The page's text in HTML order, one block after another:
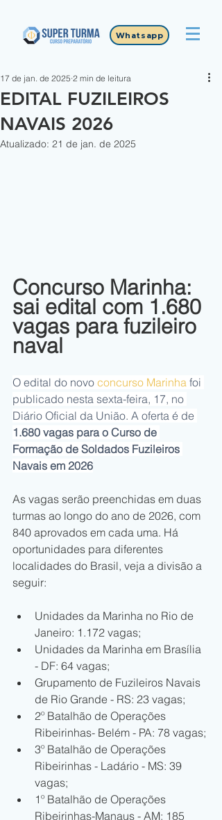
Whatsapp
EDITAL FUZILEIROS
NAVAIS 2026
17 de jan. de 2025 2 min de leitura
Atualizado: 21 de jan. de 2025
Concurso Marinha:
sai edital com 1.680
vagas para fuzileiro
naval
O edital do novo concurso Marinha foi
publicado nesta sexta-feira, 17, no
Diário Oficial da União. A oferta é de
1.680 vagas para o Curso de
Formação de Soldados Fuzileiros
Navais em 2026
As vagas serão preenchidas em duas
turmas ao longo do ano de 2026, com
840 aprovados em cada uma. Há
oportunidades para diferentes
localidades do Brasil, veja a divisão a
seguir:
Unidades da Marinha no Rio de
Janeiro: 1.172 vagas;
Unidades da Marinha em Brasília
- DF: 64 vagas;
Grupamento de Fuzileiros Navais
de Rio Grande - RS: 23 vagas;
2º Batalhão de Operações
Ribeirinhas- Belém - PA: 78 vagas;
3º Batalhão de Operações
Ribeirinhas - Ladário - MS: 39
vagas;
1º Batalhão de Operações
Ribeirinhas-Manaus - AM: 185